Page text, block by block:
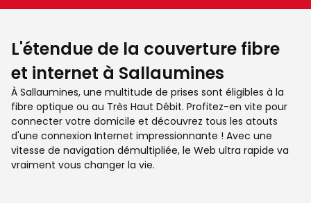
L'étendue de la couverture fibre
et internet à Sallaumines
À Sallaumines, une multitude de prises sont éligibles à la
fibre optique ou au Très Haut Débit. Profitez-en vite pour
connecter votre domicile et découvrez tous les atouts
d'une connexion Internet impressionnante ! Avec une
vitesse de navigation démultipliée, le Web ultra rapide va
vraiment vous changer la vie.